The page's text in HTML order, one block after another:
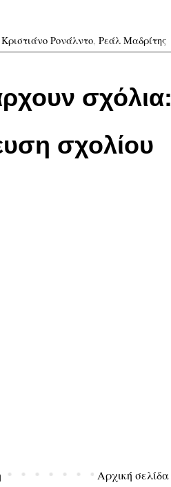
Κριστιάνο Ρονάλντο, Ρεάλ Μαδρίτης
σχόλια:
σχολίου
Αρχική σελίδα